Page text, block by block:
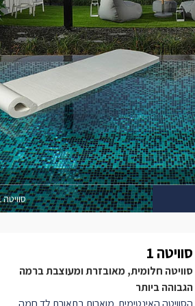
סוויטה 1
סוויטה 1
סוויטה חלומית, מאובזרת ומעוצבת ברמה
הגבוהה ביותר